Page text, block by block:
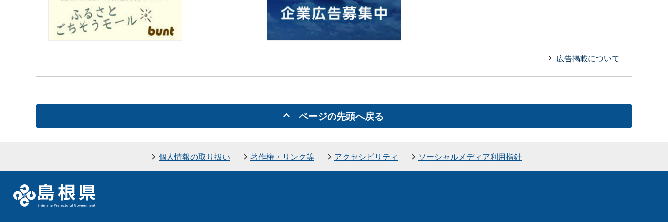
広告掲載について
ページの先頭へ戻る
個人情報の取り扱い 著作権・リンク等 アクセシビリティ ソーシャルメディア利用指針